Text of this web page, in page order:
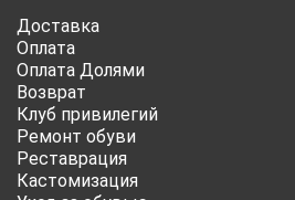
Доставка
Оплата
Оплата Долями
Возврат
Клуб привилегий
Ремонт обуви
Реставрация
Кастомизация